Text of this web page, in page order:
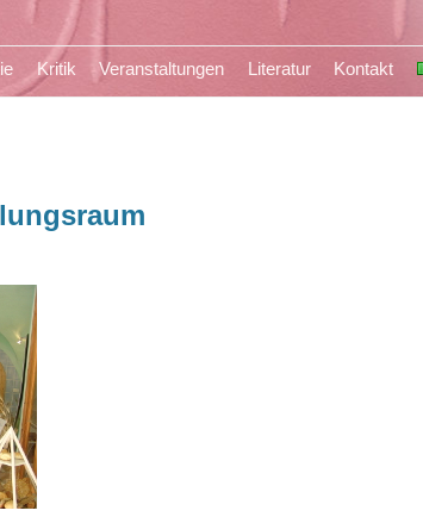
Kritik Veranstaltungen Literatur Kontakt